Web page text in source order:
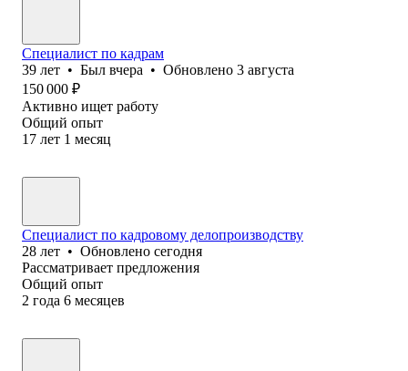
Специалист по кадрам
39 лет • Был вчера • Обновлено 3 августа
150 000 ₽
Активно ищет работу
Общий опыт
17 лет 1 месяц
Специалист по кадровому делопроизводству
28 лет • Обновлено сегодня
Рассматривает предложения
Общий опыт
2 года 6 месяцев